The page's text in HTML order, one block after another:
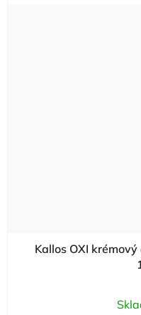
Kallos OXI